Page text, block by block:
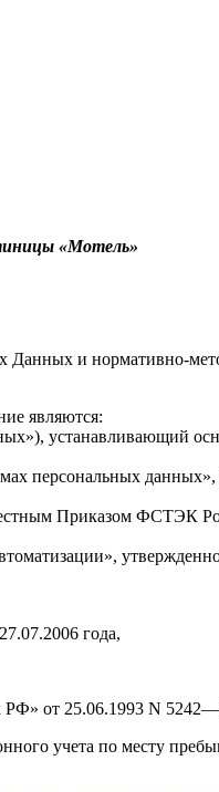
«Мотель»
Данных и нормативно-
являются:
устанавливающий
персональных
Приказом
года,
РФ» от 25.06.1993 N
учета по месту